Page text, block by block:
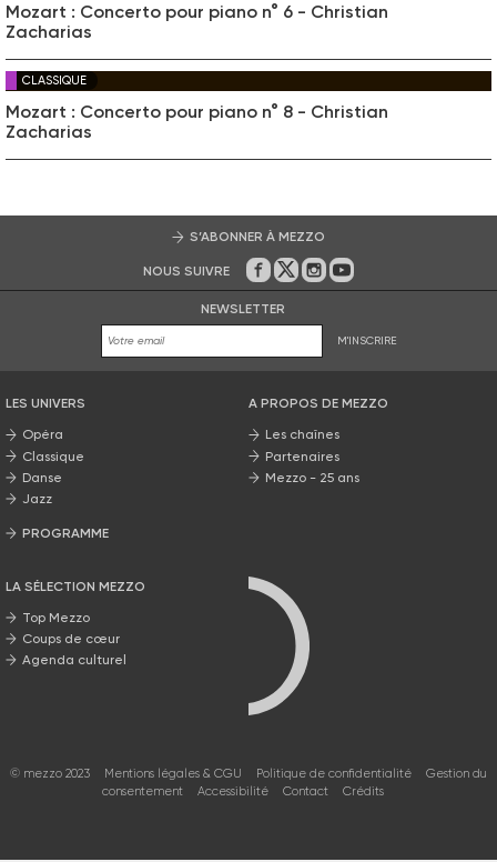
Mozart : Concerto pour piano n° 6 - Christian
Zacharias
CLASSIQUE
Mozart : Concerto pour piano n° 8 - Christian
Zacharias
S’ABONNER À MEZZO
NOUS SUIVRE Sur Facebook
Sur Twitter
Sur Instagram
Sur Youtube
NEWSLETTER
M'INSCRIRE
LES UNIVERS
Opéra
Classique
Danse
Jazz
PROGRAMME
LA SÉLECTION MEZZO
Top Mezzo
Coups de cœur
Agenda culturel
A PROPOS DE MEZZO
Les chaînes
Partenaires
Mezzo - 25 ans
© mezzo 2023 Mentions légales & CGU Politique de confidentialité
Gestion du
consentement
Accessibilité Contact Crédits